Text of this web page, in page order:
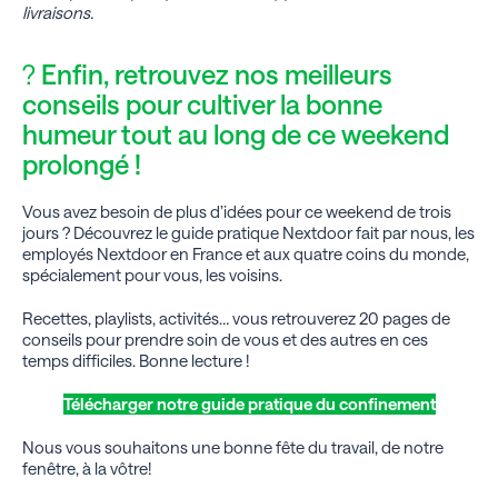
livraisons.
? Enfin, retrouvez nos meilleurs
conseils pour cultiver la bonne
humeur tout au long de ce weekend
prolongé !
Vous avez besoin de plus d’idées pour ce weekend de trois
jours ? Découvrez le guide pratique Nextdoor fait par nous, les
employés Nextdoor en France et aux quatre coins du monde,
spécialement pour vous, les voisins.
Recettes, playlists, activités… vous retrouverez 20 pages de
conseils pour prendre soin de vous et des autres en ces
temps difficiles. Bonne lecture !
Télécharger notre guide pratique du confinement
Nous vous souhaitons une bonne fête du travail, de notre
fenêtre, à la vôtre!